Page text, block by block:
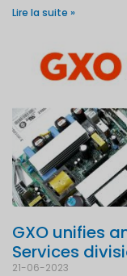
Lire la suite »
GXO unifies
Services
21-06-2023